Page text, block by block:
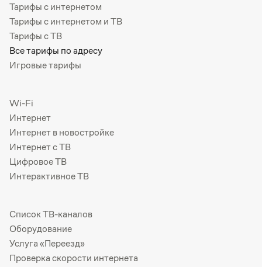
Тарифы с интернетом
Тарифы с интернетом и ТВ
Тарифы с ТВ
Все тарифы по адресу
Игровые тарифы
Wi-Fi
Интернет
Интернет в новостройке
Интернет с ТВ
Цифровое ТВ
Интерактивное ТВ
Список ТВ-каналов
Оборудование
Услуга «Переезд»
Проверка скорости интернета